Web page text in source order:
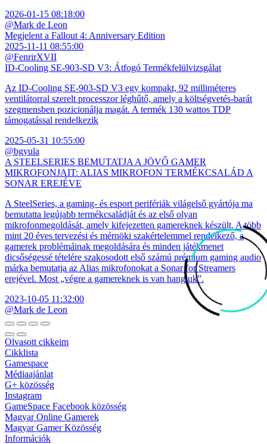
2026-01-15 08:18:00
@Mark de Leon
Megjelent a Fallout 4: Anniversary Edition
2025-11-11 08:55:00
@FenrirXVII
ID-Cooling SE-903-SD V3: Átfogó Termékfelülvizsgálat
Az ID-Cooling SE-903-SD V3 egy kompakt, 92 milliméteres
ventilátorral szerelt processzor léghűtő, amely a költségvetés-barát
szegmensben pozicionálja magát. A termék 130 wattos TDP
támogatással rendelkezik
2025-05-31 10:55:00
@bgyula
A STEELSERIES BEMUTATJA A JÖVŐ GAMER
MIKROFONJAIT: ALIAS MIKROFON TERMÉKCSALÁD A
SONAR EREJÉVE
A SteelSeries, a gaming- és esport perifériák világelső gyártója ma
bemutatta legújabb termékcsaládját és az első olyan
mikrofonmegoldását, amely kifejezetten gamereknek készült. A több
mint 20 éves tervezési és mérnöki szakértelemmel rendelkező, a
gamerek problémáinak megoldására és minden játékmenet
dicsőségessé tételére szakosodott első számú prémium gaming audio
márka bemutatja az Alias mikrofonokat a Sonar for Streamers
erejével. Most „végre a gamereknek is van hangjuk”.
2023-10-05 11:32:00
@Mark de Leon
Olvasott cikkeim
Cikklista
Gamespace
Médiaajánlat
G+ közösség
Instagram
GameSpace Facebook közösség
Magyar Online Gamerek
Magyar Gamer Közösség
Információk